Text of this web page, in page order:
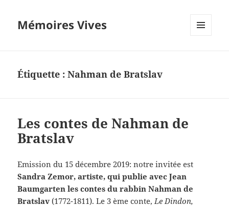
Mémoires Vives
Étiquette :Nahman de Bratslav
Les contes de Nahman de
Bratslav
Emission du 15 décembre 2019: notre invitée est
Sandra Zemor, artiste, qui publie avec Jean
Baumgarten les contes du rabbin Nahman de
Bratslav(1772-1811). Le 3 ème conte,Le Dindon,